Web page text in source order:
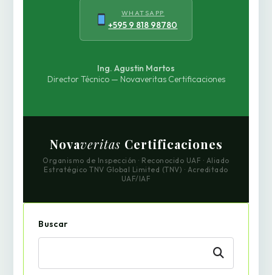
WHATSAPP
+595 9 818 98780
Ing. Agustin Martos
Director Técnico — Novaveritas Certificaciones
Novaveritas Certificaciones
Organismo de Inspección · Reconocido UAF · Aliado
Estratégico TNV Global Limited (TNV) · Acreditado
UAF/IAF
Buscar
Buscar